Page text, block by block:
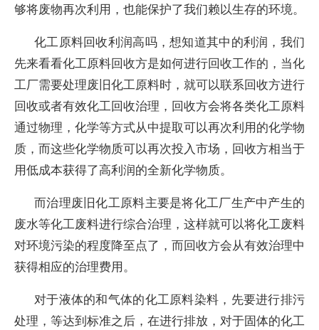
够将废物再次利用，也能保护了我们赖以生存的环境。
化工原料回收利润高吗，想知道其中的利润，我们
先来看看化工原料回收方是如何进行回收工作的，当化
工厂需要处理废旧化工原料时，就可以联系回收方进行
回收或者有效化工回收治理，回收方会将各类化工原料
通过物理，化学等方式从中提取可以再次利用的化学物
质，而这些化学物质可以再次投入市场，回收方相当于
用低成本获得了高利润的全新化学物质。
而治理废旧化工原料主要是将化工厂生产中产生的
废水等化工废料进行综合治理，这样就可以将化工废料
对环境污染的程度降至点了，而回收方会从有效治理中
获得相应的治理费用。
对于液体的和气体的化工原料染料，先要进行排污
处理，等达到标准之后，在进行排放，对于固体的化工